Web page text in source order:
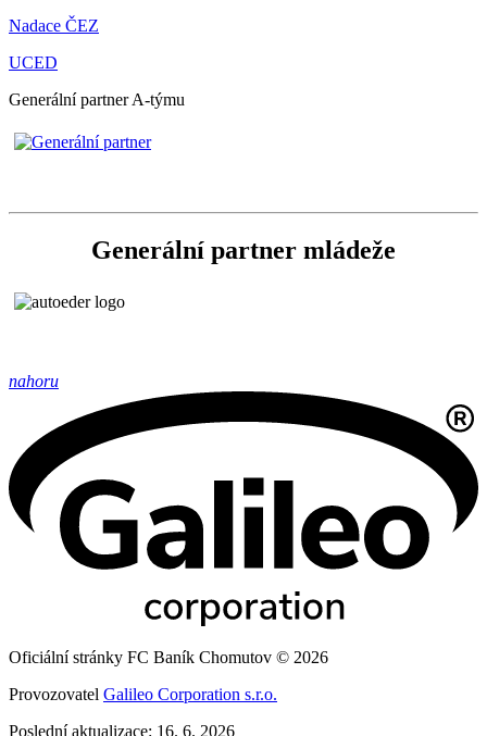
Nadace ČEZ
UCED
Generální partner A-týmu
Generální partner mládeže
nahoru
Oficiální stránky FC Baník Chomutov © 2026
Provozovatel Galileo Corporation s.r.o.
Poslední aktualizace: 16. 6. 2026